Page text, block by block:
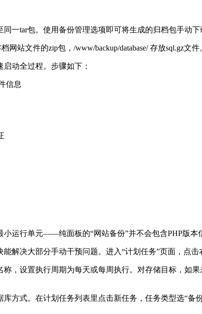
同一tar包。使用备份管理选项即可将生成的归档包手动下
档网站文件的zip包， /www/backup/database/存放sql.gz文件
动全过程。步骤如下：
信息
小运行单元——纯面板的“网站备份”并不会包含PHP版本
解决大部分手动干预问题。进入“计划任务”页面，点击
，设置执行周期为每天或每周执行。对存储目标，如
方式。在计划任务列表里点击新任务，任务类型选“备